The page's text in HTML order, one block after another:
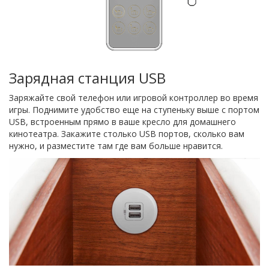
Зарядная станция USB
Заряжайте свой телефон или игровой контроллер во время
игры. Поднимите удобство еще на ступеньку выше с портом
USB, встроенным прямо в ваше кресло для домашнего
кинотеатра. Закажите столько USB портов, сколько вам
нужно, и разместите там где вам больше нравится.